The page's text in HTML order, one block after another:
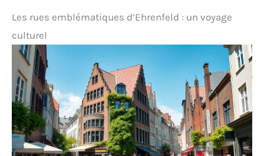
Les rues emblématiques d’Ehrenfeld : un voyage
culturel